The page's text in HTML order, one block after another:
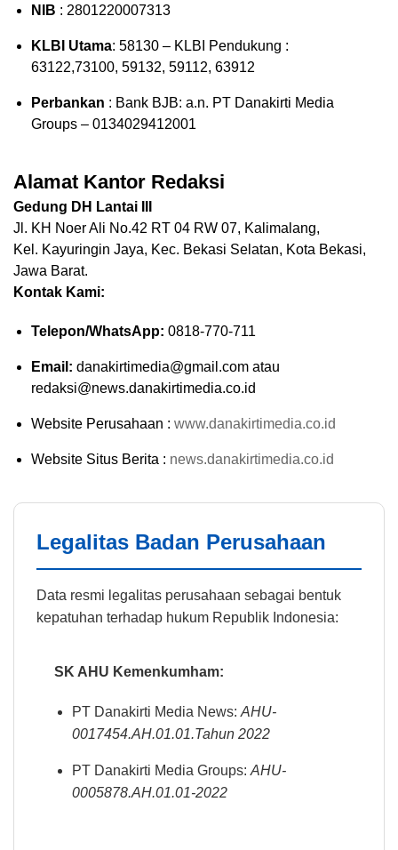
NIB : 2801220007313
KLBI Utama: 58130 – KLBI Pendukung :
63122,73100, 59132, 59112, 63912
Perbankan : Bank BJB: a.n. PT Danakirti Media
Groups – 0134029412001
Alamat Kantor Redaksi
Gedung DH Lantai III
Jl. KH Noer Ali No.42 RT 04 RW 07, Kalimalang,
Kel. Kayuringin Jaya, Kec. Bekasi Selatan, Kota Bekasi,
Jawa Barat.
Kontak Kami:
Telepon/WhatsApp: 0818-770-711
Email: danakirtimedia@gmail.com atau
redaksi@news.danakirtimedia.co.id
Website Perusahaan : www.danakirtimedia.co.id
Website Situs Berita : news.danakirtimedia.co.id
Legalitas Badan Perusahaan
Data resmi legalitas perusahaan sebagai bentuk
kepatuhan terhadap hukum Republik Indonesia:
SK AHU Kemenkumham:
PT Danakirti Media News: AHU-
0017454.AH.01.01.Tahun 2022
PT Danakirti Media Groups: AHU-
0005878.AH.01.01-2022